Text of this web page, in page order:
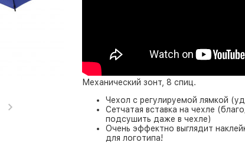
Механический зонт, 8 спиц.
Чехол с регулируемой лямкой
Сетчатая вставка на чехле
подсушить даже в чехле)
Очень эффектно выглядит
для логотипа!